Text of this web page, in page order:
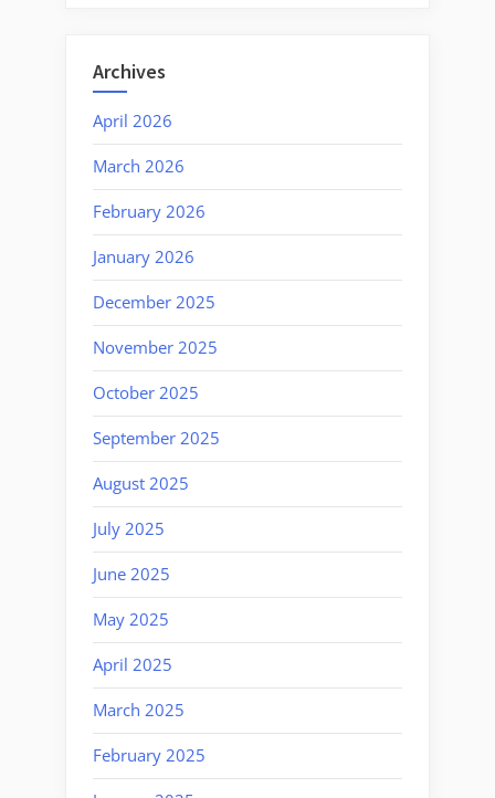
Archives
April 2026
March 2026
February 2026
January 2026
December 2025
November 2025
October 2025
September 2025
August 2025
July 2025
June 2025
May 2025
April 2025
March 2025
February 2025